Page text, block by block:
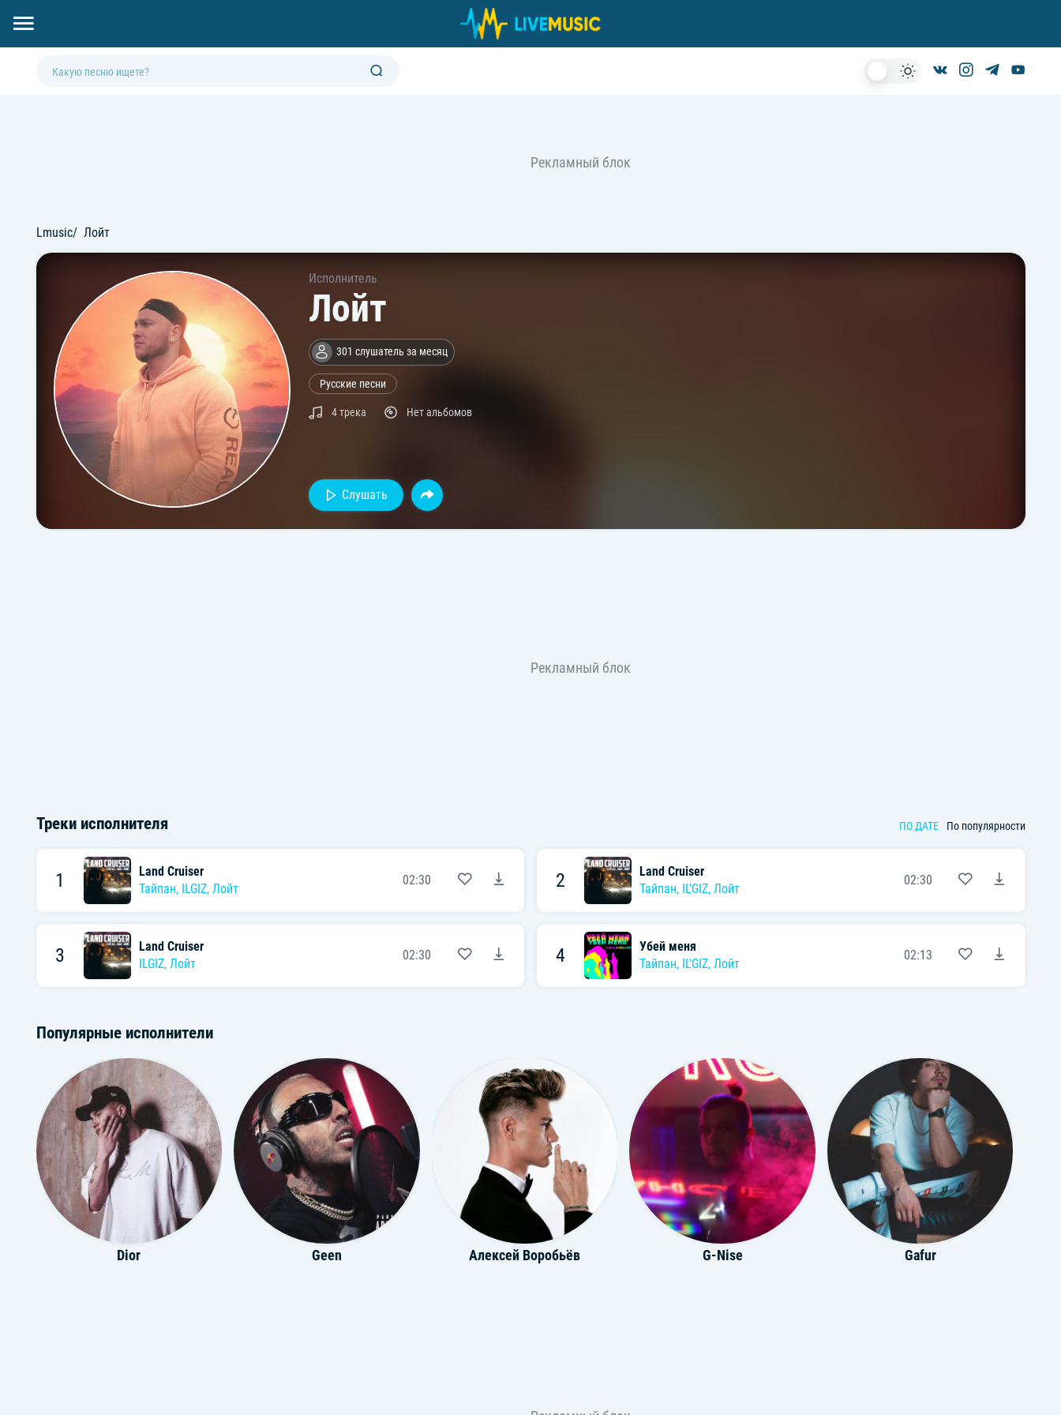
Lmusic Лойт
Исполнитель
Лойт
301 слушатель за месяц
Русские песни
4 трека Нет альбомов
Слушать
Треки исполнителя ПО ДАТЕ По популярности
1
Land Cruiser
Тайпан, ILGIZ, Лойт
02:30 2
Land Cruiser
Тайпан, IL'GIZ, Лойт
02:30
3
Land Cruiser
ILGIZ, Лойт
02:30 4
Убей меня
Тайпан, IL'GIZ, Лойт
02:13
Популярные исполнители
Dior Geen Алексей Воробьёв G-Nise Gafur